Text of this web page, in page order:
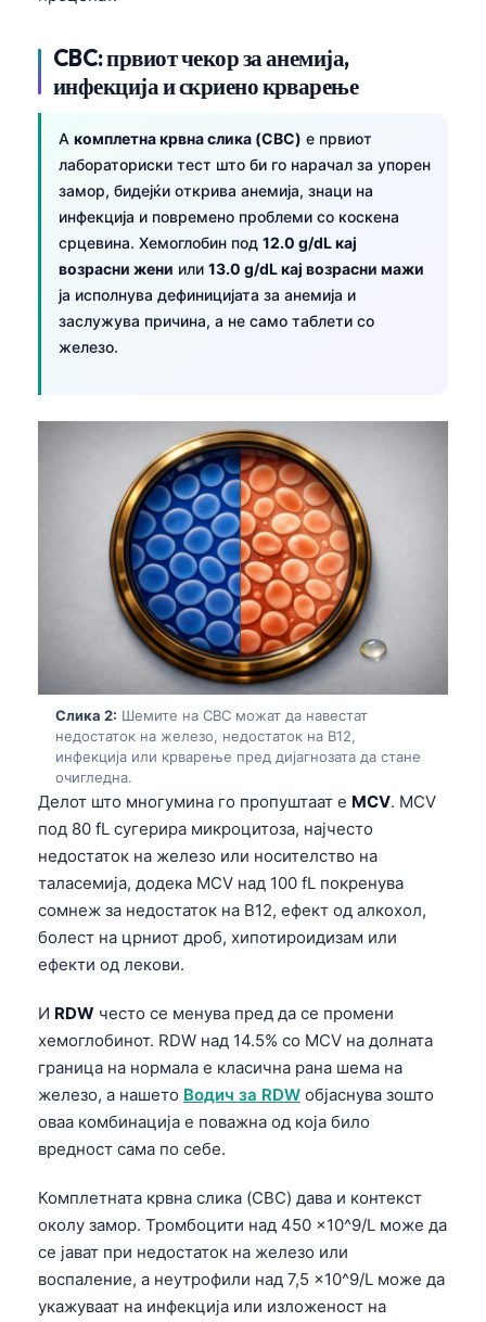
CBC: првиот чекор за анемија,
инфекција и скриено крварење
A комплетна крвна слика (CBC) е првиот
лабораториски тест што би го нарачал за упорен
замор, бидејќи открива анемија, знаци на
инфекција и повремено проблеми со коскена
срцевина. Хемоглобин под 12.0 g/dL кај
возрасни жени или 13.0 g/dL кај возрасни мажи
ја исполнува дефиницијата за анемија и
заслужува причина, а не само таблети со
железо.
Слика 2: Шемите на CBC можат да навестат
недостаток на железо, недостаток на B12,
инфекција или крварење пред дијагнозата да стане
очигледна.
Делот што многумина го пропуштаат е MCV. MCV
под 80 fL сугерира микроцитоза, најчесто
недостаток на железо или носителство на
таласемија, додека MCV над 100 fL покренува
сомнеж за недостаток на B12, ефект од алкохол,
болест на црниот дроб, хипотироидизам или
ефекти од лекови.
И RDW често се менува пред да се промени
хемоглобинот. RDW над 14.5% со MCV на долната
граница на нормала е класична рана шема на
железо, а нашето Водич за RDW објаснува зошто
оваа комбинација е поважна од која било
вредност сама по себе.
Комплетната крвна слика (CBC) дава и контекст
околу замор. Тромбоцити над 450 ×10^9/L може да
се јават при недостаток на железо или
воспаление, а неутрофили над 7,5 ×10^9/L може да
укажуваат на инфекција или изложеност на